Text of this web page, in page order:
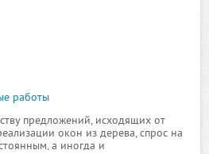
работы
предложений, исходящих от
окон из дерева, спрос на
а иногда и